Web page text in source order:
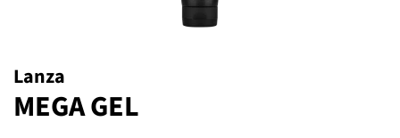
Lanza
MEGA GEL